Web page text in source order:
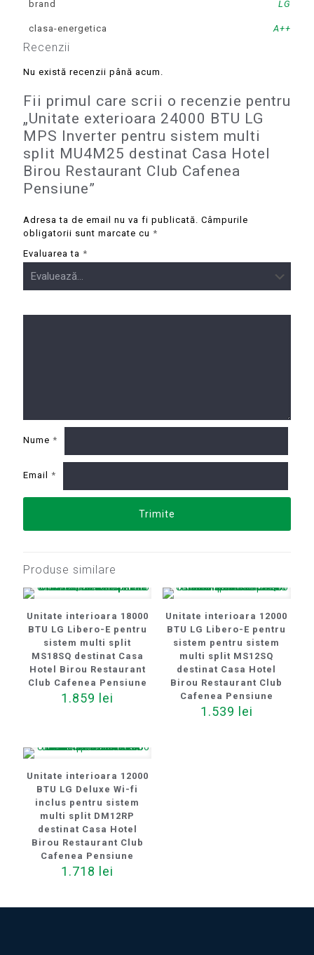
brand LG
clasa-energetica A++
Recenzii
Nu există recenzii până acum.
Fii primul care scrii o recenzie pentru
„Unitate exterioara 24000 BTU LG
MPS Inverter pentru sistem multi
split MU4M25 destinat Casa Hotel
Birou Restaurant Club Cafenea
Pensiune”
Adresa ta de email nu va fi publicată. Câmpurile
obligatorii sunt marcate cu *
Evaluarea ta *
Nume *
Email *
Produse similare
Unitate interioara 18000
BTU LG Libero-E pentru
sistem multi split
MS18SQ destinat Casa
Hotel Birou Restaurant
Club Cafenea Pensiune
1.859 lei
Unitate interioara 12000
BTU LG Libero-E pentru
sistem pentru sistem
multi split MS12SQ
destinat Casa Hotel
Birou Restaurant Club
Cafenea Pensiune
1.539 lei
Unitate interioara 12000
BTU LG Deluxe Wi-fi
inclus pentru sistem
multi split DM12RP
destinat Casa Hotel
Birou Restaurant Club
Cafenea Pensiune
1.718 lei